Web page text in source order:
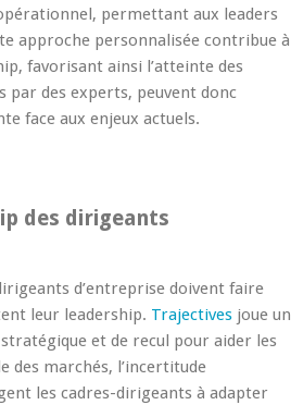
permettant aux leaders
approche personnalisée contribue à
favorisant ainsi l’atteinte des
des experts, peuvent donc
face aux enjeux actuels.
des dirigeants
d’entreprise doivent faire
leur leadership. Trajectives joue un
et de recul pour aider les
des marchés, l’incertitude
les cadres-dirigeants à adapter